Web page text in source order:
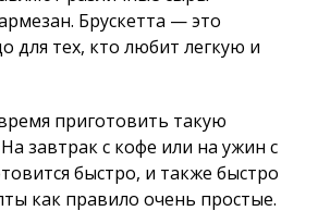
Брускетта — это
для тех, кто любит легкую и
приготовить такую
завтрак с кофе или на ужин с
быстро, и также быстро
как правило очень простые.